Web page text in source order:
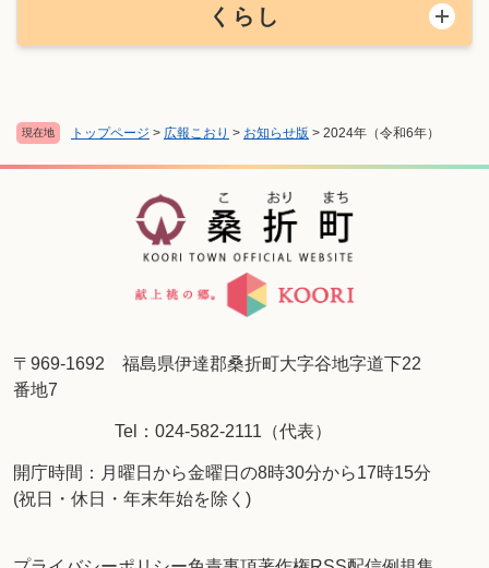
現在地 トップページ > 広報こおり > お知らせ版 > 2024年（令和6年）
くらし
〒969-1692 福島県伊達郡桑折町大字谷地字道下22
番地7
Tel：024-582-2111（代表）
開庁時間：月曜日から金曜日の8時30分から17時15分
(祝日・休日・年末年始を除く)